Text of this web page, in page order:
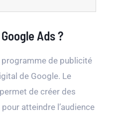
Ads ?
de publicité
de Google. Le
de créer des
atteindre l’audience